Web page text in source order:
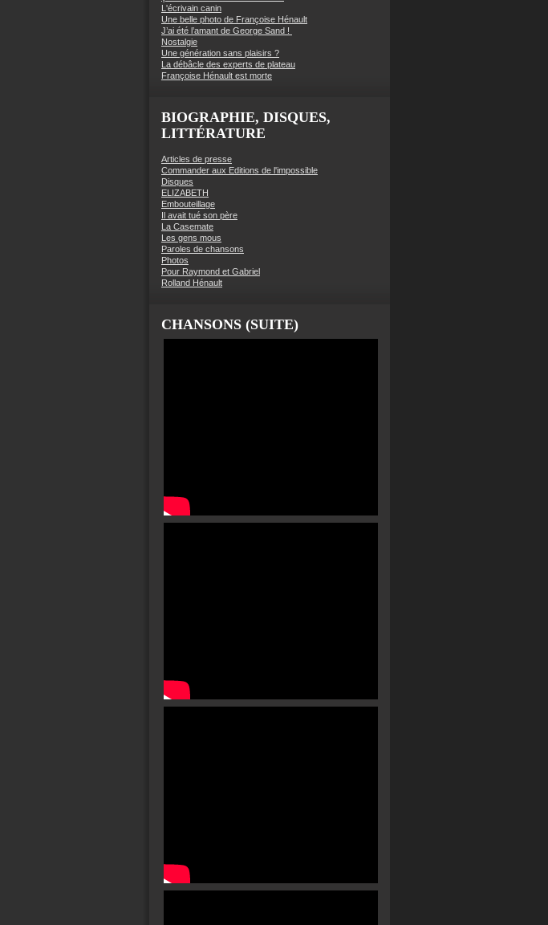
L'écrivain canin
Une belle photo de Françoise Hénault
J’ai été l’amant de George Sand !
Nostalgie
Une génération sans plaisirs ?
La débâcle des experts de plateau
Françoise Hénault est morte
BIOGRAPHIE, DISQUES,
LITTÉRATURE
Articles de presse
Commander aux Editions de l'impossible
Disques
ELIZABETH
Embouteillage
Il avait tué son père
La Casemate
Les gens mous
Paroles de chansons
Photos
Pour Raymond et Gabriel
Rolland Hénault
CHANSONS (SUITE)